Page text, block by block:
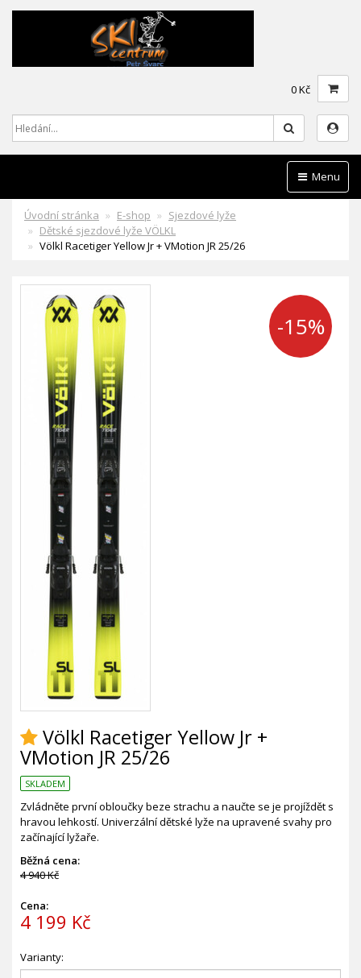
0 Kč
Menu
Úvodní stránka E-shop
Sjezdové lyže
Dětské sjezdové lyže VÖLKL
Völkl Racetiger Yellow Jr + VMotion JR 25/26
-15%
Völkl Racetiger Yellow Jr +
VMotion JR 25/26
SKLADEM
Zvládněte první obloučky beze strachu a naučte se je projíždět s
hravou lehkostí. Univerzální dětské lyže na upravené svahy pro
začínající lyžaře.
Běžná cena:
4 940 Kč
Cena:
4 199 Kč
Varianty: